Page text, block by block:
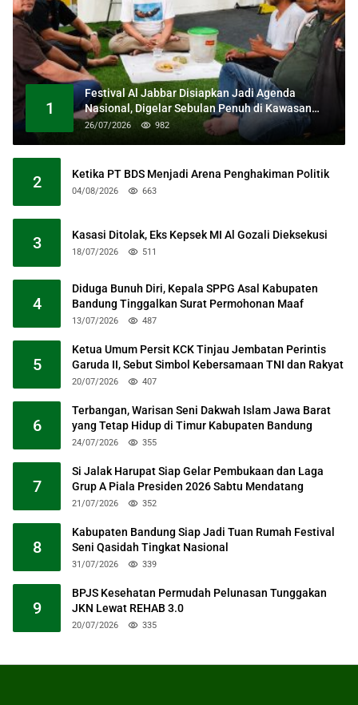
1
Festival Al Jabbar Disiapkan Jadi Agenda
Nasional, Digelar Sebulan Penuh di Kawasan
Masjid Raya Al Jabbar
26/07/2026 982
2 Ketika PT BDS Menjadi Arena Penghakiman Politik
04/08/2026 663
3 Kasasi Ditolak, Eks Kepsek MI Al Gozali Dieksekusi
18/07/2026 511
4
Diduga Bunuh Diri, Kepala SPPG Asal Kabupaten
Bandung Tinggalkan Surat Permohonan Maaf
13/07/2026 487
5
Ketua Umum Persit KCK Tinjau Jembatan Perintis
Garuda II, Sebut Simbol Kebersamaan TNI dan Rakyat
20/07/2026 407
6
Terbangan, Warisan Seni Dakwah Islam Jawa Barat
yang Tetap Hidup di Timur Kabupaten Bandung
24/07/2026 355
7
Si Jalak Harupat Siap Gelar Pembukaan dan Laga
Grup A Piala Presiden 2026 Sabtu Mendatang
21/07/2026 352
8
Kabupaten Bandung Siap Jadi Tuan Rumah Festival
Seni Qasidah Tingkat Nasional
31/07/2026 339
9
BPJS Kesehatan Permudah Pelunasan Tunggakan
JKN Lewat REHAB 3.0
20/07/2026 335